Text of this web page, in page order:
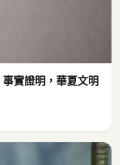
實證明，華夏文明